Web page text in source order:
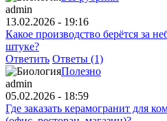
admin
13.02.2026 - 19:16
Какое производство берётся за
штуке?
Ответить Ответы (1)
Полезно
admin
05.02.2026 - 18:59
Где заказать керамогранит для